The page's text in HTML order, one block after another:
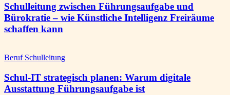
Schulleitung zwischen Führungsaufgabe und
Bürokratie – wie Künstliche Intelligenz Freiräume
schaffen kann
Beruf Schulleitung
Schul-IT strategisch planen: Warum digitale
Ausstattung Führungsaufgabe ist